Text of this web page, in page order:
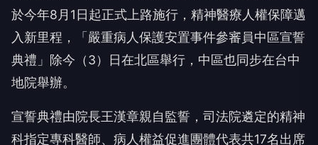
於今年8月1日起正式上路施行，精神醫療人權保障邁
入新里程，「嚴重病人保護安置事件參審員中區宣誓
典禮」除今（3）日在北區舉行，中區也同步在台中
地院舉辦。
宣誓典禮由院長王漢章親自監誓，司法院遴定的精神
科指定專科醫師、病人權益促進團體代表共17名出席